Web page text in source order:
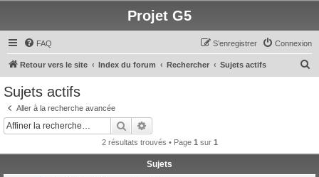
Projet G5
FAQ Connexion
S’enregistrer
Retour vers le site Index du forum Rechercher Sujets actifs
Sujets actifs
Aller à la recherche avancée
Rechercher
2 résultats trouvés • Page 1 sur 1
Sujets